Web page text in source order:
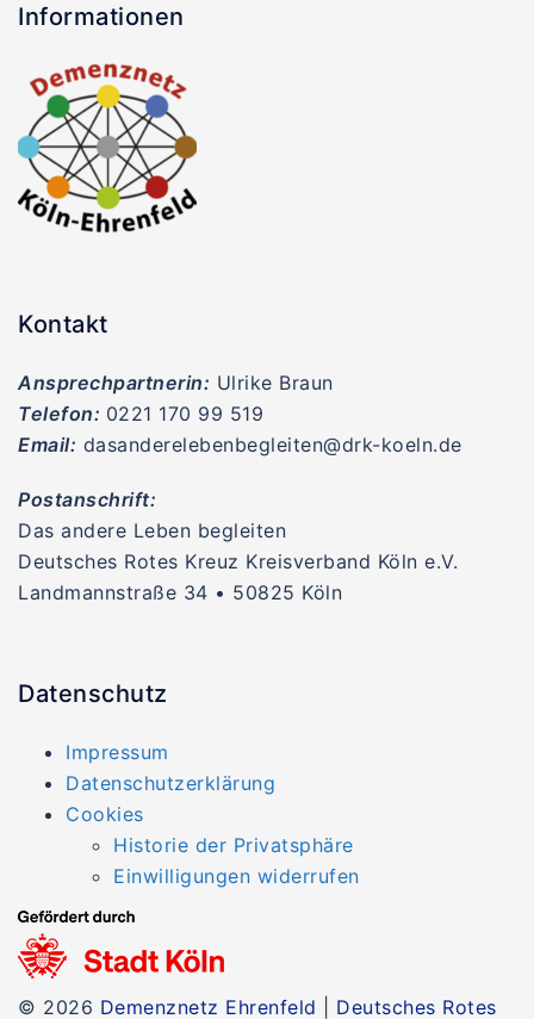
Informationen
Kontakt
Ansprechpartnerin: Ulrike Braun
Telefon: 0221 170 99 519
Email: dasanderelebenbegleiten@drk-koeln.de
Postanschrift:
Das andere Leben begleiten
Deutsches Rotes Kreuz Kreisverband Köln e.V.
Landmannstraße 34 • 50825 Köln
Datenschutz
Impressum
Datenschutzerklärung
Cookies
Historie der Privatsphäre
Einwilligungen widerrufen
© 2026 Demenznetz Ehrenfeld Deutsches Rotes